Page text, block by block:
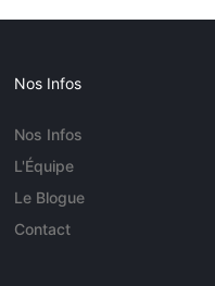
Nos Infos
Nos Infos
L'Équipe
Le Blogue
Contact